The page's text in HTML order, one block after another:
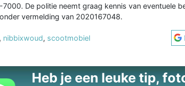
De politie neemt graag kennis van eventuele
onder vermelding van 2020167048.
, nibbixwoud, scootmobiel
Heb je een leuke tip,